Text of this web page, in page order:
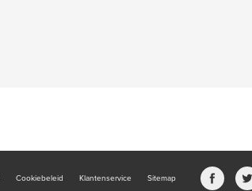
Cookiebeleid Klantenservice Sitemap